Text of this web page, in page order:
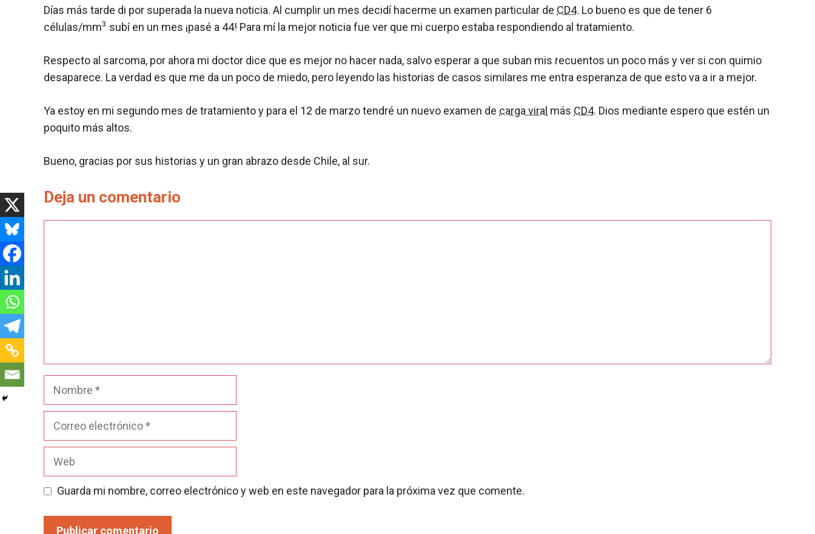
Días más tarde di por superada la nueva noticia. Al cumplir un mes decidí hacerme un examen particular de CD4. Lo bueno es que de tener 6
células/mm3 subí en un mes ¡pasé a 44! Para mí la mejor noticia fue ver que mi cuerpo estaba respondiendo al tratamiento.
Respecto al sarcoma, por ahora mi doctor dice que es mejor no hacer nada, salvo esperar a que suban mis recuentos un poco más y ver si con quimio
desaparece. La verdad es que me da un poco de miedo, pero leyendo las historias de casos similares me entra esperanza de que esto va a ir a mejor.
Ya estoy en mi segundo mes de tratamiento y para el 12 de marzo tendré un nuevo examen de carga viral más CD4. Dios mediante espero que estén un
poquito más altos.
Bueno, gracias por sus historias y un gran abrazo desde Chile, al sur.
Deja un comentario
Nombre
Guarda mi nombre, correo electrónico y web en este navegador para la próxima vez que comente.